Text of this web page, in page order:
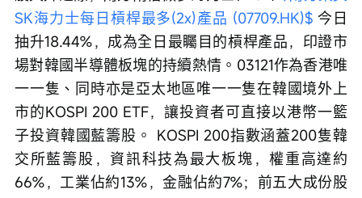
SK海力士每日槓桿最多(2x)產品 (07709.HK)$ 今日
抽升18.44%，成為全日最矚目的槓桿產品，印證市
場對韓國半導體板塊的持續熱情。03121作為香港唯
一一隻、同時亦是亞太地區唯一一隻在韓國境外上
市的KOSPI 200 ETF，讓投資者可直接以港幣一籃
子投資韓國藍籌股。 KOSPI 200指數涵蓋200隻韓
交所藍籌股，資訊科技為最大板塊，權重高達約
66%，工業佔約13%，金融佔約7%；前五大成份股